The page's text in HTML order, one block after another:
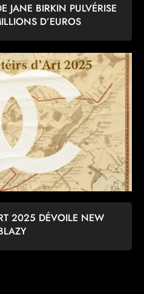
JANE BIRKIN PULVÉRISE
D’EUROS
2025 DÉVOILE NEW